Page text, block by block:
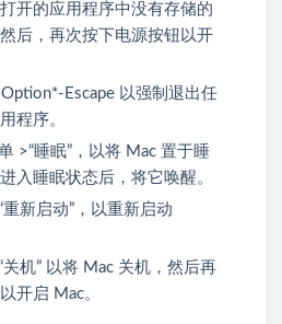
开的应用程序中没有存储的
后，再次按下电源按钮以开
Escape 以强制退出任
程序。
>“睡眠”，以将 Mac 置于睡
入睡眠状态后，将它唤醒。
新启动”，以重新启动
机” 以将 Mac 关机，然后再
开启 Mac。